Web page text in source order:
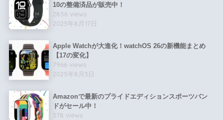
10の整備済品が販売中！
2856 views
2025年8月17日
Apple Watchが大進化！watchOS 26の新機能まとめ
【17の変化】
7966 views
2025年8月3日
Amazonで最新のプライドエディションスポーツバン
ドがセール中！
378 views